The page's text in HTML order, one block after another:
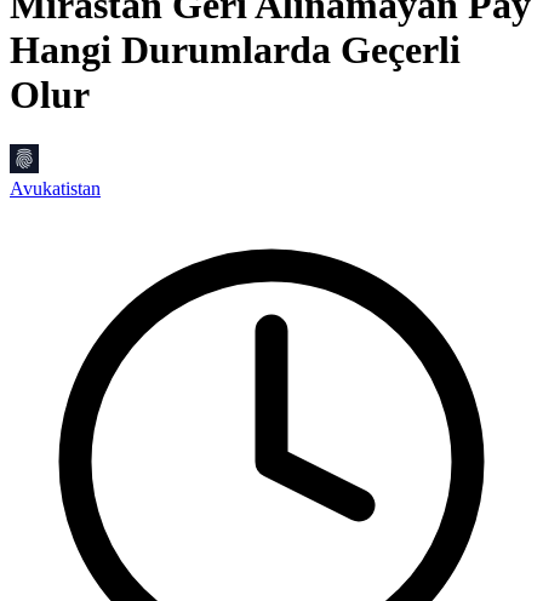
Hangi Durumlarda Geçerli
Olur
Avukatistan